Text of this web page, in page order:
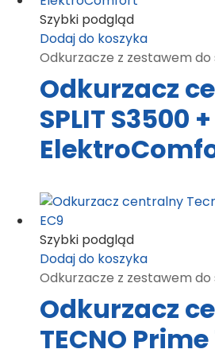
Szybki podgląd
Dodaj do koszyka
Odkurzacze z zestawem
Odkurzacz
SPLIT S3500 +
Szybki podgląd
Dodaj do koszyka
Odkurzacze z zestawem
Odkurzacz
TECNO Prime